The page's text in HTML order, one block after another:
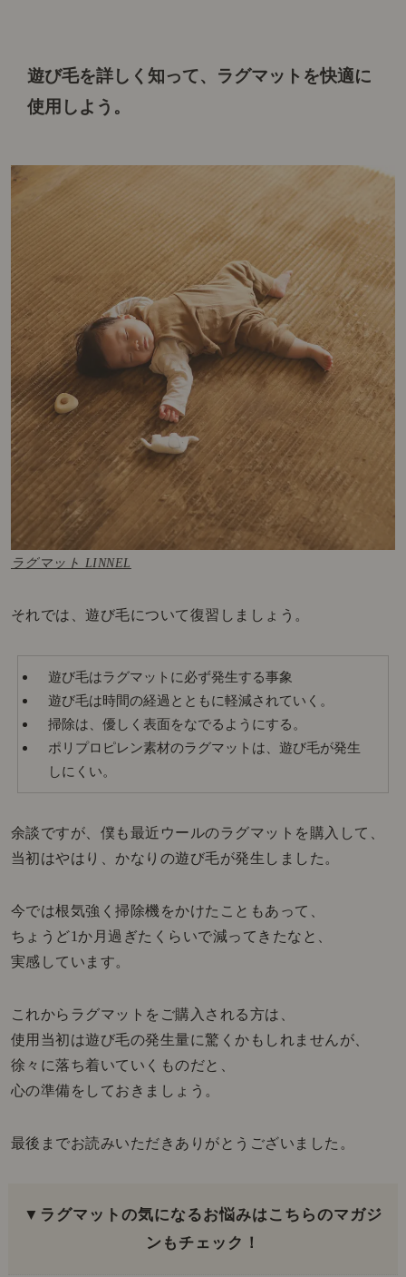
遊び毛を詳しく知って、ラグマットを快適に
使用しよう。
ラグマット LINNEL
それでは、遊び毛について復習しましょう。
遊び毛はラグマットに必ず発生する事象
遊び毛は時間の経過とともに軽減されていく。
掃除は、優しく表面をなでるようにする。
ポリプロピレン素材のラグマットは、遊び毛が発生
しにくい。
余談ですが、僕も最近ウールのラグマットを購入して、
当初はやはり、かなりの遊び毛が発生しました。
今では根気強く掃除機をかけたこともあって、
ちょうど1か月過ぎたくらいで減ってきたなと、
実感しています。
これからラグマットをご購入される方は、
使用当初は遊び毛の発生量に驚くかもしれませんが、
徐々に落ち着いていくものだと、
心の準備をしておきましょう。
最後までお読みいただきありがとうございました。
▼ラグマットの気になるお悩みはこちらのマガジ
ンもチェック！